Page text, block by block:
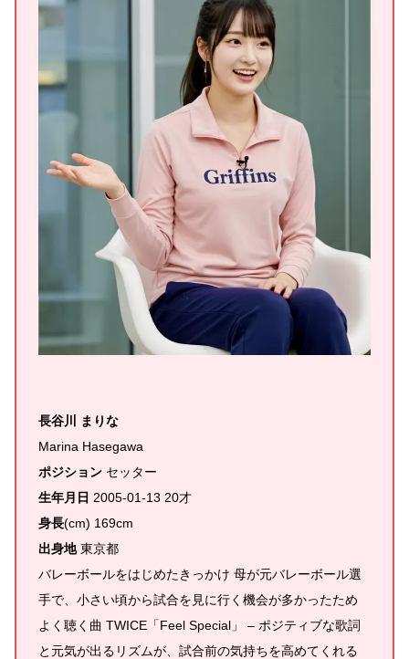
長谷川 まりな
Marina Hasegawa
ポジション セッター
生年月日 2005-01-13 20才
身長(cm) 169cm
出身地東京都
バレーボールをはじめたきっかけ 母が元バレーボール選
手で、小さい頃から試合を見に行く機会が多かったため
よく聴く曲 TWICE「Feel Special」 – ポジティブな歌詞
と元気が出るリズムが、試合前の気持ちを高めてくれる